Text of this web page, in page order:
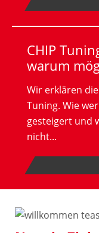
CHIP
warum
Wir erklären
Tuning. Wie
gesteigert und
nicht...